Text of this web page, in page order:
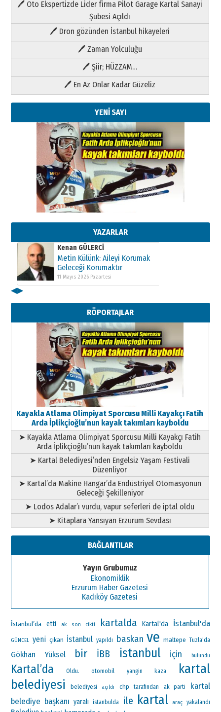
🖊 Oto Ekspertizde Lider firma Pilot Garage Kartal Sanayi
Şubesi Açıldı
🖊 Dron gözünden İstanbul hikayeleri
🖊 Zaman Yolculuğu
🖊 Şiir; HÜZZAM…
🖊 En Az Onlar Kadar Güzeliz
YENİ SAYI
YAZARLAR
Kenan GÜLERCİ
Metin Külünk: Aileyi Korumak
Geleceği Korumaktır
11 Mayıs 2026 Pazartesi
Kenan GÜLERCİ
Metin Külünk: Aileyi Korumak
Geleceği Korumaktır
11 Mayıs 2026 Pazartesi
Metin Külünk: Aileyi Korumak
Geleceği Korumaktır
11 Mayıs 2026 Pazartesi
◀▶
RÖPORTAJLAR
Kayakla Atlama Olimpiyat Sporcusu Milli Kayakçı Fatih
Arda İplikçioğlu’nun kayak takımları kayboldu
➤ Kayakla Atlama Olimpiyat Sporcusu Milli Kayakçı Fatih
Arda İplikçioğlu’nun kayak takımları kayboldu
➤ Kartal Belediyesi’nden Engelsiz Yaşam Festivali
Düzenliyor
➤ Kartal’da Makine Hangar’da Endüstriyel Otomasyonun
Geleceği Şekilleniyor
➤ Lodos Adalar’ı vurdu, vapur seferleri de iptal oldu
➤ Kitaplara Yansıyan Erzurum Sevdası
BAĞLANTILAR
Yayın Grubumuz
Ekonomiklik
Erzurum Haber Gazetesi
Kadıköy Gazetesi
İstanbul’da etti ak son cikti kartalda Kartal'da İstanbul'da
GÜNCEL yeni çıkan İstanbul yapıldı baskan ve maltepe Tuzla'da
Gökhan Yüksel bir İBB istanbul için bulundu
Kartal’da Oldu. otomobil yangin kaza
kartal
belediyesi
belediyesi açıldı chp tarafından ak parti
kartal
belediye başkanı yaralı istanbulda ile kartal araç yakalandı